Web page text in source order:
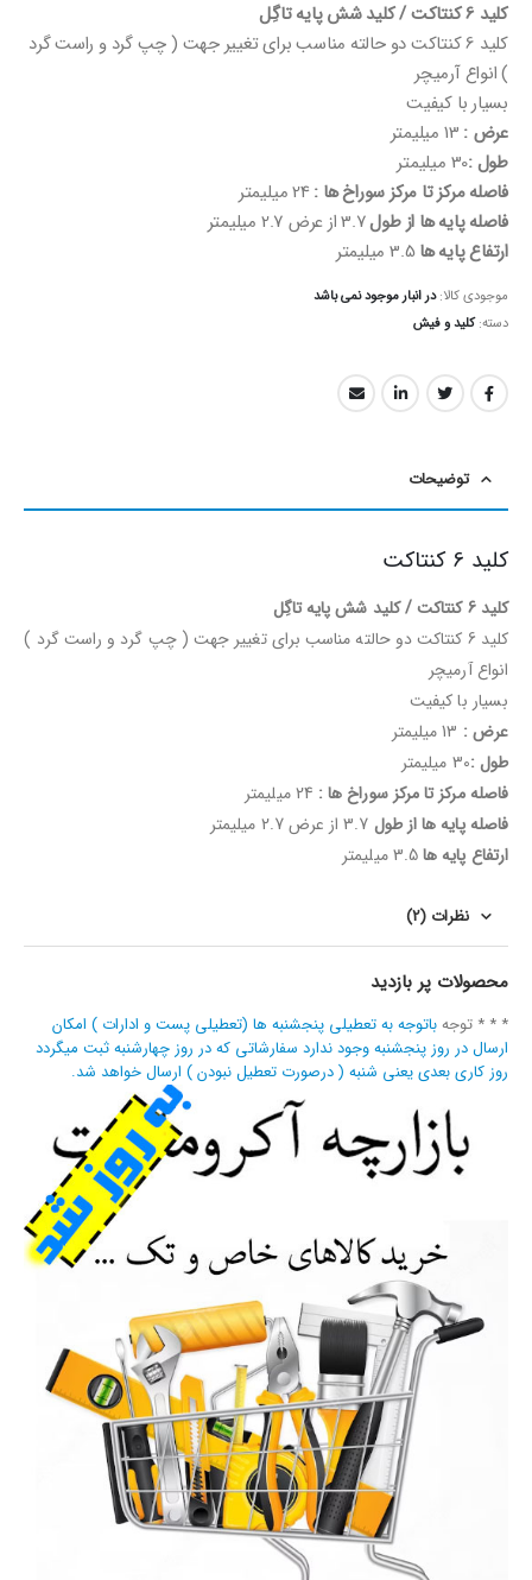
کلید 6 کنتاکت / کلید شش پایه تاگِل
کلید 6 کنتاکت دو حالته مناسب برای تغییر جهت ( چپ گرد و راست گرد
) انواع آرمیچر
بسیار با کیفیت
عرض :
طول :30 میلیمتر
فاصله مرکز تا مرکز سوراخ ها :
فاصله پایه ها از طول3.7 از عرض 2.7 میلیمتر
ارتفاع پایه ها3.5 میلیمتر
موجودی کالا:در انبار موجود نمی باشد
دسته:کلید و فیش
توضیحات
کلید 6 کنتاکت
کلید 6 کنتاکت / کلید شش پایه تاگِل
کلید 6 کنتاکت دو حالته مناسب برای تغییر جهت ( چپ گرد و راست گرد )
انواع آرمیچر
بسیار با کیفیت
عرض :
طول :30 میلیمتر
فاصله مرکز تا مرکز سوراخ ها :
فاصله پایه ها از طول
ارتفاع پایه ها3.5 میلیمتر
نظرات (2)
محصولات پر بازدید
* * * توجهباتوجه به تعطیلی پنجشنبه ها (تعطیلی پست و ادارات ) امکان
ارسال در روز پنجشنبه وجود ندارد سفارشاتی که در روز چهارشنبه ثبت میگردد
روز کاری بعدی یعنی شنبه ( درصورت تعطیل نبودن ) ارسال خواهد شد.